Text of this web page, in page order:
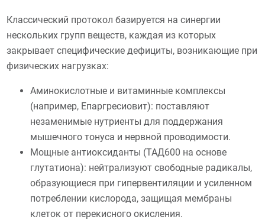
Классический протокол базируется на синергии
нескольких групп веществ, каждая из которых
закрывает специфические дефициты, возникающие при
физических нагрузках:
Аминокислотные и витаминные комплексы
(например, Епаргресиовит): поставляют
незаменимые нутриенты для поддержания
мышечного тонуса и нервной проводимости.
Мощные антиоксиданты (ТАД600 на основе
глутатиона): нейтрализуют свободные радикалы,
образующиеся при гипервентиляции и усиленном
потреблении кислорода, защищая мембраны
клеток от перекисного окисления.